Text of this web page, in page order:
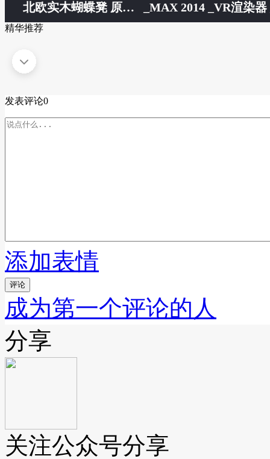
北欧实木蝴蝶凳 原木换鞋凳 中古风蝴蝶换鞋凳 创意矮凳梳妆凳 日式弯板小凳子 _MAX 2014 _VR渲染
精华推荐
发表评论0
添加表情
评论
成为第一个评论的人
分享
关注公众号分享